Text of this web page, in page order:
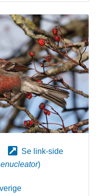
Se link-side
)